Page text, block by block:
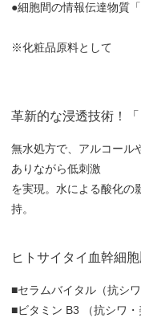
●細胞間の情報伝達物質
※化粧品原料として
革新的な浸透技術！
無水処方で、アルコール
ありながら低刺激
を実現。水による酸化の
持。
ヒトサイタイ血幹細
■セラムバイタル（抗シワ
■ビタミン B3 （抗シワ・